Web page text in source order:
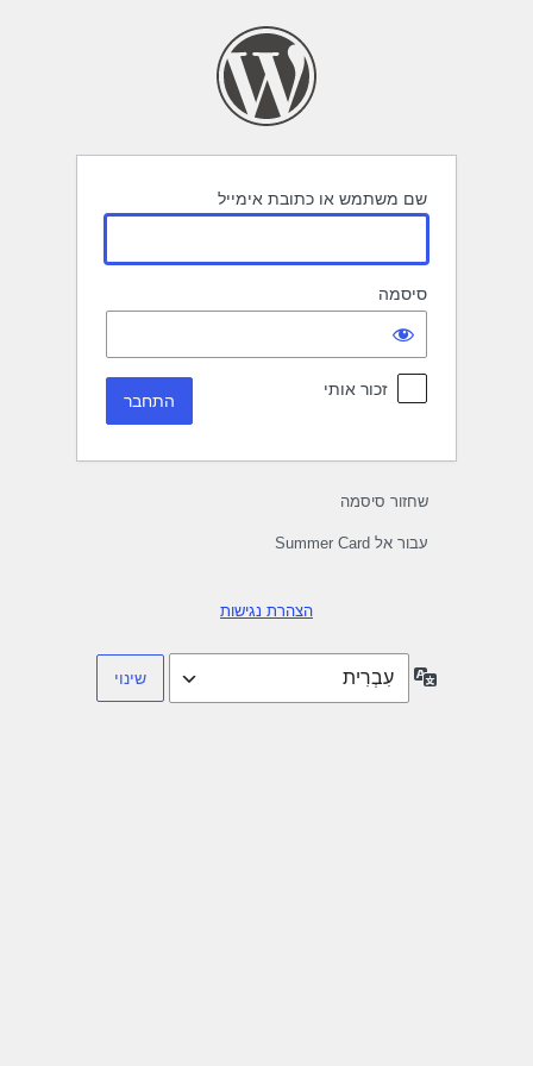
שם משתמש או כתובת אימייל
סיסמה
זכור אותי
שחזור סיסמה
עבור אל Summer Card
הצהרת נגישות
שפה